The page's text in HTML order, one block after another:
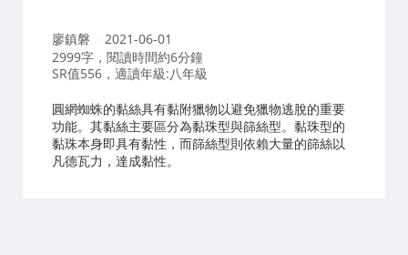
作
者：
廖鎮磐
2021-06-01
2999字，閱讀時間約6分鐘
SR值556，適讀年級:八年級
圓網蜘蛛的黏絲具有黏附獵物以避免獵物逃脫的重要
功能。其黏絲主要區分為黏珠型與篩絲型。黏珠型的
黏珠本身即具有黏性，而篩絲型則依賴大量的篩絲以
凡德瓦力，達成黏性。